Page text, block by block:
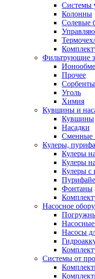
Системы
Колонны
Солевые
Фильтрующие
Прочее
Сорбенты
Уголь
Химия
Кувшины и
Кувшины
Насадки
Сменные
Кулеры,
Кулеры
Кулеры
Кулеры с
Фонтаны
Насосное
Насосы
Системы от